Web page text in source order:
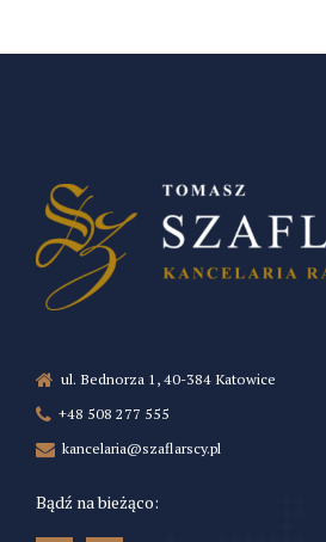
ul. Bednorza 1, 40-384 Katowice
+48 508 277 555
kancelaria@szaflarscy.pl
Bądź na bieżąco: